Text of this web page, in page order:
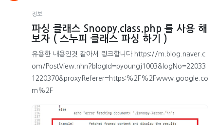
정보
파싱 클래스 Snoopy.class.php 를 사용 해
보자 ( 스누피 클래스 파싱 하기 )
유용한 내용인것 같아서 링크합니다 https://m.blog.naver.c
om/PostView.nhn?blogId=pyoungj1003&logNo=22033
1220370&proxyReferer=https:%2F%2Fwww.google.co
m%2F